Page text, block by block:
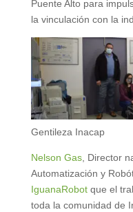
Puente Alto para
la vinculación con la
Gentileza Inacap
Nelson Gas, Director
Automatización y
IguanaRobotque el
toda la comunidad de